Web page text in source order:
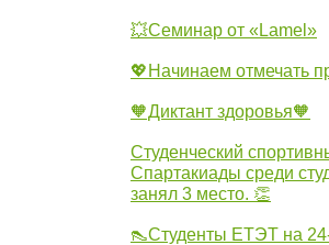
💥Семинар от «Lamel»
💖Начинаем отмечать
🧡Диктант здоровья🧡
Студенческий
Спартакиады среди
занял 3 место. 👏
👠Студенты ЕТЭТ на